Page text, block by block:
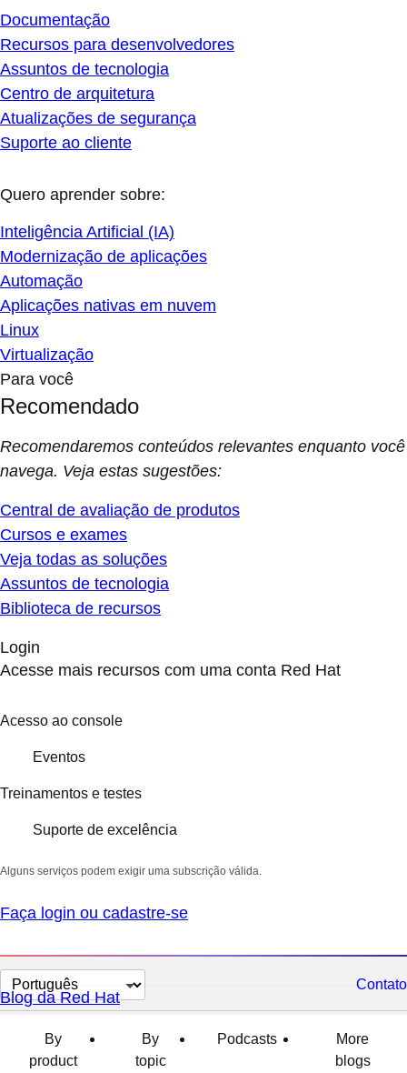
Documentação
Recursos para desenvolvedores
Assuntos de tecnologia
Centro de arquitetura
Atualizações de segurança
Suporte ao cliente
Quero aprender sobre:
Inteligência Artificial (IA)
Modernização de aplicações
Automação
Aplicações nativas em nuvem
Linux
Virtualização
Para você
Recomendado
Recomendaremos conteúdos relevantes enquanto você
navega. Veja estas sugestões:
Central de avaliação de produtos
Cursos e exames
Veja todas as soluções
Assuntos de tecnologia
Biblioteca de recursos
Login
Acesse mais recursos com uma conta Red Hat
Acesso ao console
Eventos
Treinamentos e testes
Suporte de excelência
Alguns serviços podem exigir uma subscrição válida.
Faça login ou cadastre-se
Selecionar
idioma
Contato
Blog da Red Hat
By
product
By
topic
Podcasts
More
blogs